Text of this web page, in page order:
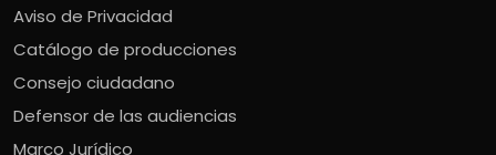
Aviso de Privacidad
Catálogo de producciones
Consejo ciudadano
Defensor de las audiencias
Marco Jurídico